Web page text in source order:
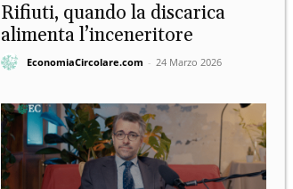
Rifiuti, quando la discarica
alimenta l’inceneritore
EconomiaCircolare.com - 24 Marzo 2026